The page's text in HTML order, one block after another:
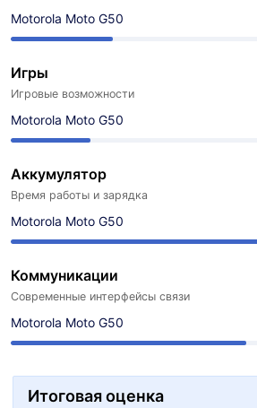
Motorola Moto G50
Игры
Игровые возможности
Motorola Moto G50
Аккумулятор
Время работы и зарядка
Motorola Moto G50
Коммуникации
Современные интерфейсы связи
Motorola Moto G50
Итоговая оценка